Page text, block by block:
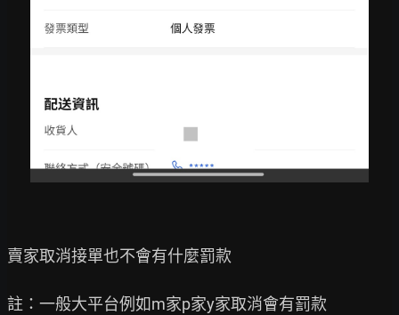
賣家取消接單也不會有什麼罰款
註：一般大平台例如m家p家y家取消會有罰款